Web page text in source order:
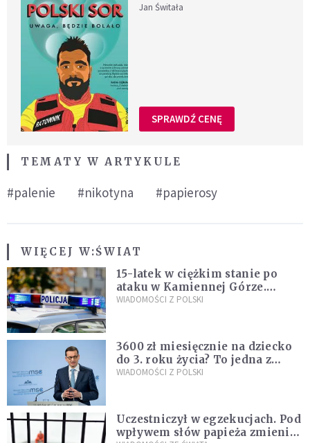
Jan Świtała
SPRAWDŹ CENĘ
TEMATY W ARTYKULE
#palenie #nikotyna #papierosy
WIĘCEJ W:ŚWIAT
15-latek w ciężkim stanie po
ataku w Kamiennej Górze.
Policja zatrzymała dwóch
WIADOMOŚCI Z POLSKI
3600 zł miesięcznie na dziecko
do 3. roku życia? To jedna z
propozycji programu "Rozwój
WIADOMOŚCI Z POLSKI
Uczestniczył w egzekucjach. Pod
wpływem słów papieża zmienił